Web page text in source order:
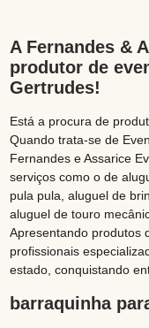
A Fernandes &
produtor de
Gertrudes!
Está a procura de
Quando trata-se de
Fernandes e Assarice
serviços como o de
pula pula, aluguel de
aluguel de touro
Apresentando produtos
profissionais
estado, conquistando
barraquinha